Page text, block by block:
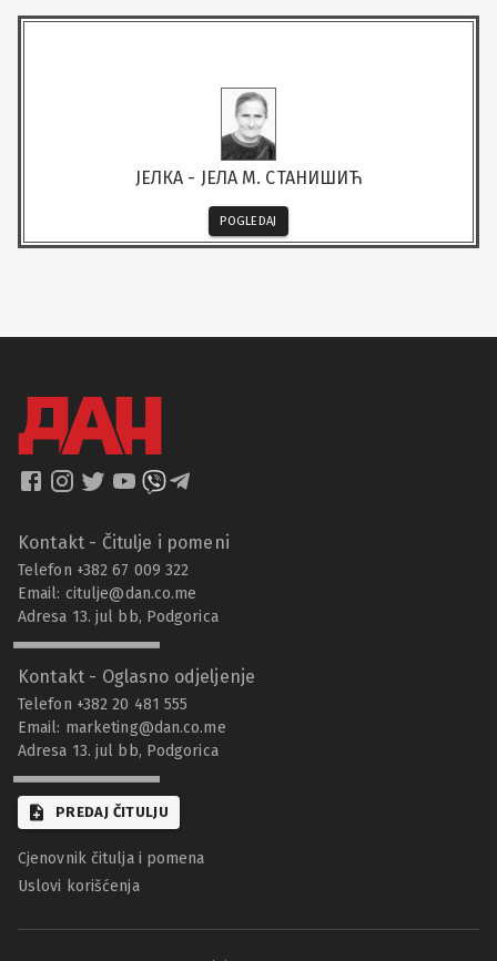
ЈЕЛКА - ЈЕЛА М. СТАНИШИЋ
POGLEDAJ
Kontakt - Čitulje i pomeni
Telefon +382 67 009 322
Email: citulje@dan.co.me
Adresa 13. jul bb, Podgorica
Kontakt - Oglasno odjeljenje
Telefon +382 20 481 555
Email: marketing@dan.co.me
Adresa 13. jul bb, Podgorica
PREDAJ ČITULJU
Cjenovnik čitulja i pomena
Uslovi korišćenja